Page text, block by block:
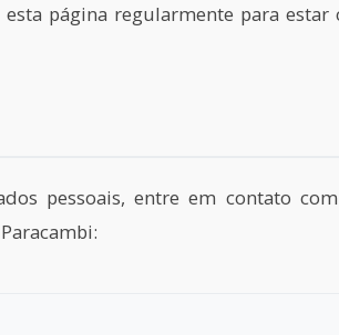
página regularmente para
pessoais, entre em contato